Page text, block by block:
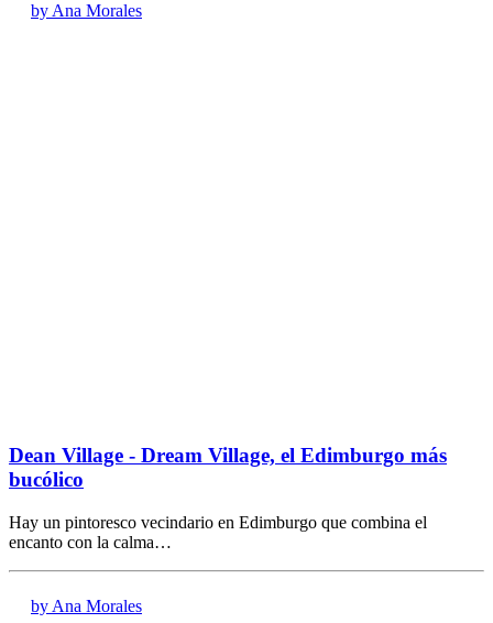
by Ana Morales
Dean Village - Dream Village, el Edimburgo más
bucólico
Hay un pintoresco vecindario en Edimburgo que combina el
encanto con la calma…
by Ana Morales